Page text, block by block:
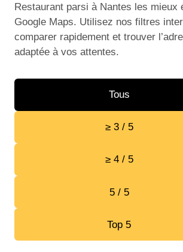
Restaurant parsi à Nantes les mieux
Google Maps. Utilisez nos filtres
comparer rapidement et trouver
adaptée à vos attentes.
Tous
≥ 3 / 5
≥ 4 / 5
5 / 5
Top 5